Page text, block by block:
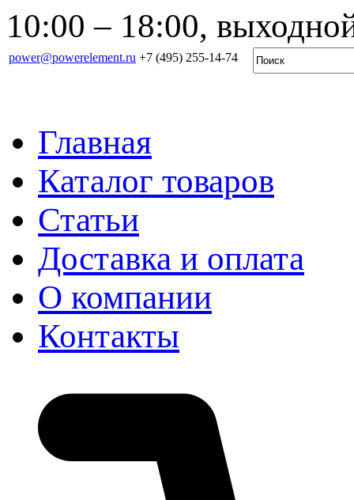
10:00 – 18:00,
power@powerelement.ru +7 (495) 255-14-74
Главная
Каталог товаров
Статьи
Доставка и оплата
О компании
Контакты